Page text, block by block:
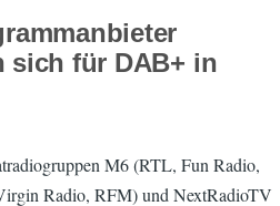
sich für DAB+ in
M6 (RTL, Fun Radio,
Radio, RFM) und NextRadioTV